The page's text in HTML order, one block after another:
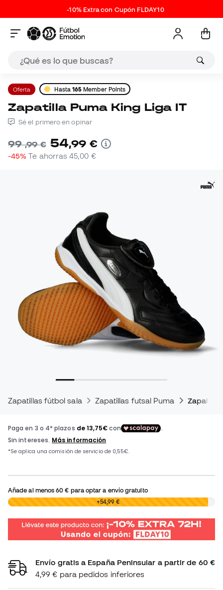
-10% Extra con Cupón FLDAY10
Oferta Hasta 165 Member Points
Zapatilla Puma King Liga IT
Sé el primero en opinar
99,99 € 54,99 €
-45% Te ahorras45,00 €
Zapatillas fútbol sala Zapatillas futsal Puma
Añade al menos60 € para optar a envío gratuito
0,00 € +54,99 €
Envío gratis a España Peninsular a partir de 60 €
4,99 € para pedidos inferiores